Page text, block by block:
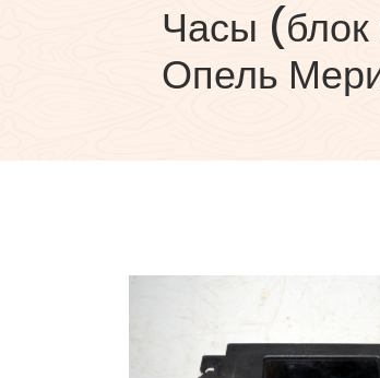
Часы (блок
Опель